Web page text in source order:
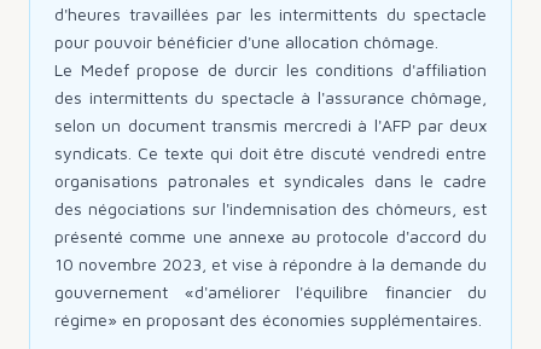
d'heures travaillées par les intermittents du spectacle
pour pouvoir bénéficier d'une allocation chômage.
Le Medef propose de durcir les conditions d'affiliation
des intermittents du spectacle à l'assurance chômage,
selon un document transmis mercredi à l'AFP par deux
syndicats. Ce texte qui doit être discuté vendredi entre
organisations patronales et syndicales dans le cadre
des négociations sur l'indemnisation des chômeurs, est
présenté comme une annexe au protocole d'accord du
10 novembre 2023, et vise à répondre à la demande du
gouvernement «d'améliorer l'équilibre financier du
régime» en proposant des économies supplémentaires.